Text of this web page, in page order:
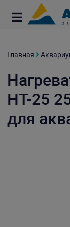
Главная
НТ-25
для